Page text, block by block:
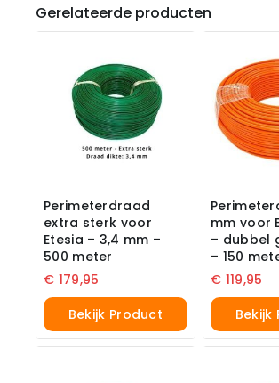
Gerelateerde producten
Perimeterdraad
extra sterk voor
Etesia – 3,4 mm –
500 meter
€ 179,95
Bekijk Product
mm voor
– dubbel
– 150
€ 119,95
Bekijk